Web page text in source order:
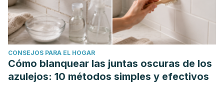
CONSEJOS PARA EL HOGAR
Cómo blanquear las juntas oscuras de los
azulejos: 10 métodos simples y efectivos